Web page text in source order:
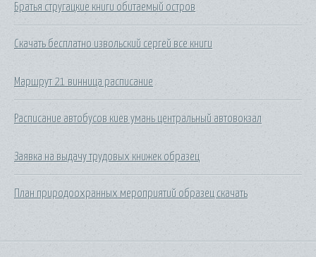
Братья стругацкие книги обитаемый остров
Скачать бесплатно извольский сергей все книги
Маршрут 21 винница расписание
Расписание автобусов киев умань центральный автовокзал
Заявка на выдачу трудовых книжек образец
План природоохранных мероприятий образец скачать